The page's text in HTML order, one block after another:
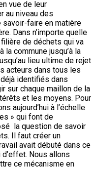
vue de leur
au niveau des
faire en matière
Dans n’importe quelle
de déchets qui va
la commune jusqu’à la
lieu ultime de rejet
acteurs dans tous les
identifiés dans
sur chaque maillon de la
et les moyens. Pour
aujourd’hui à l’échelle
» qui font de
la question de savoir
Il faut créer un
avait débuté dans ce
d’effet. Nous allons
ce mécanisme en